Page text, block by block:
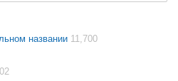
названии 11,700